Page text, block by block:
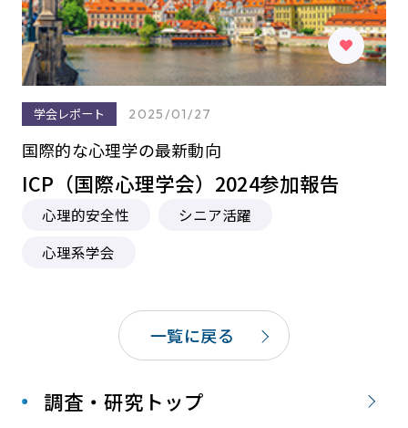
調査・研究トップ
学会レポート 2025/01/27
国際的な心理学の最新動向
ICP（国際心理学会）2024参加報告
心理的安全性
シニア活躍
心理系学会
一覧に戻る